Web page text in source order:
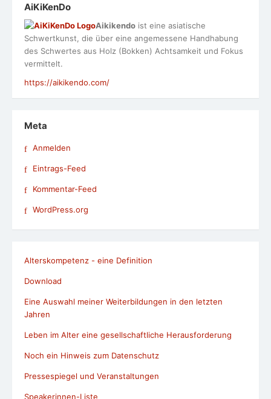
AiKiKenDo
Aikikendo ist eine asiatische
Schwertkunst, die über eine angemessene Handhabung
des Schwertes aus Holz (Bokken) Achtsamkeit und Fokus
vermittelt.
https://aikikendo.com/
Meta
Anmelden
Eintrags-Feed
Kommentar-Feed
WordPress.org
Alterskompetenz - eine Definition
Download
Eine Auswahl meiner Weiterbildungen in den letzten
Jahren
Leben im Alter eine gesellschaftliche Herausforderung
Noch ein Hinweis zum Datenschutz
Pressespiegel und Veranstaltungen
Speakerinnen-Liste